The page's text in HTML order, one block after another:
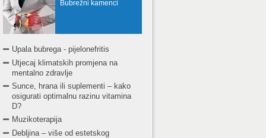
Bubrežni kamenci
Upala bubrega - pijelonefritis
Utjecaj klimatskih promjena na
mentalno zdravlje
Sunce, hrana ili suplementi – kako
osigurati optimalnu razinu vitamina
D?
Muzikoterapija
Debljina – više od estetskog